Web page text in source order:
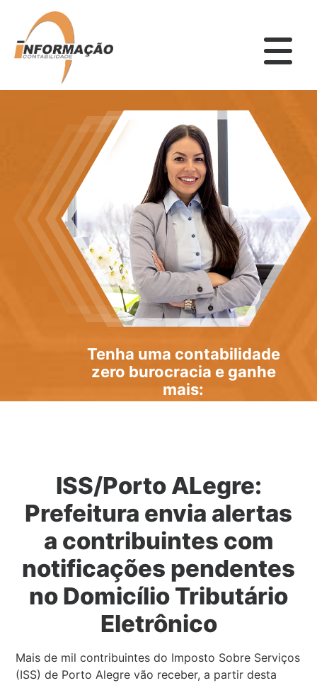
Tenha uma contabilidade
zero burocracia e ganhe
mais:
ISS/Porto ALegre:
Prefeitura envia alertas
a contribuintes com
notificações pendentes
no Domicílio Tributário
Eletrônico
Mais de mil contribuintes do Imposto Sobre Serviços
(ISS) de Porto Alegre vão receber, a partir desta